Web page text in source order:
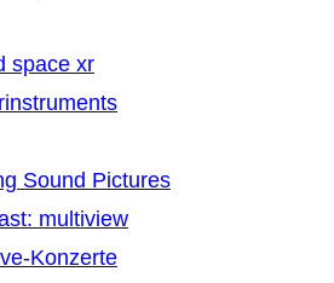
space xr
Sound Pictures
multiview
Konzerte